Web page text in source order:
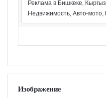
Реклама в Бишкеке,
Недвижимость, Авто-мото,
Изображение